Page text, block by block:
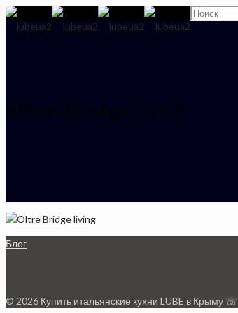
oltre-bridge-liv-1
Блог
© 2026 Купить итальянские кухни LUBE в Крыму ☏